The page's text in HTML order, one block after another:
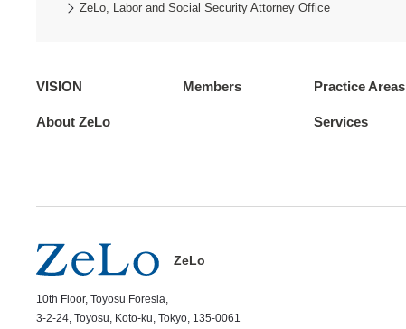
ZeLo, Labor and Social Security Attorney Office
VISION
About ZeLo
Members Practice Areas
Services
ZeLo
10th Floor, Toyosu Foresia,
3-2-24, Toyosu, Koto-ku, Tokyo, 135-0061